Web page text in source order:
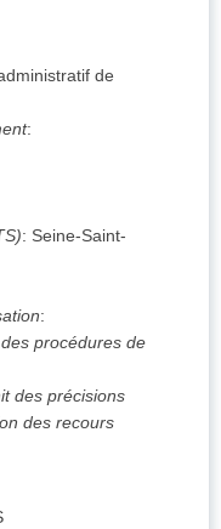
de
:
: Seine-Saint-
:
procédures de
des précisions
des recours